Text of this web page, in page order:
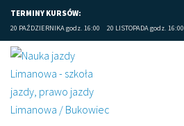
TERMINY KURSÓW:
20 PAŹDZIERNIKA godz. 16:00 20 LISTOPADA godz. 16:00